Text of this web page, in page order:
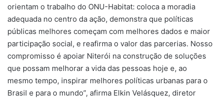
orientam o trabalho do ONU-Habitat: coloca a moradia
adequada no centro da ação, demonstra que políticas
públicas melhores começam com melhores dados e maior
participação social, e reafirma o valor das parcerias. Nosso
compromisso é apoiar Niterói na construção de soluções
que possam melhorar a vida das pessoas hoje e, ao
mesmo tempo, inspirar melhores políticas urbanas para o
Brasil e para o mundo”, afirma Elkin Velásquez, diretor